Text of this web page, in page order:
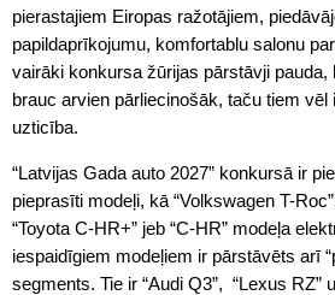
pierastajiem Eiropas ražotājiem,
papildaprīkojumu, komfortablu salonu
vairāki konkursa žūrijas pārstāvji
brauc arvien pārliecinošāk, taču tiem vēl
uzticība.
“Latvijas Gada auto 2027” konkursā ir
pieprasīti modeļi, kā “Volkswagen T-
“Toyota C-HR+” jeb “C-HR” modeļa
iespaidīgiem modeļiem ir pārstāvēts arī
segments. Tie ir “Audi Q3”, “Lexus RZ”